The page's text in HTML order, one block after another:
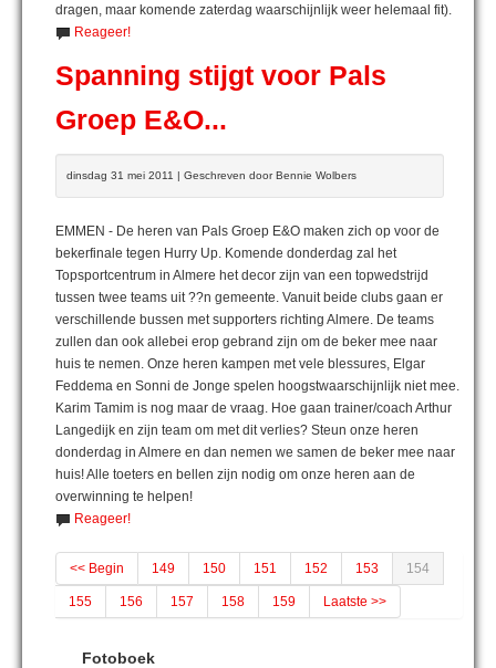
dragen, maar komende zaterdag waarschijnlijk weer helemaal fit).
Reageer!
Spanning stijgt voor Pals
Groep E&O...
dinsdag 31 mei 2011 | Geschreven door Bennie Wolbers
EMMEN - De heren van Pals Groep E&O maken zich op voor de
bekerfinale tegen Hurry Up. Komende donderdag zal het
Topsportcentrum in Almere het decor zijn van een topwedstrijd
tussen twee teams uit ??n gemeente. Vanuit beide clubs gaan er
verschillende bussen met supporters richting Almere. De teams
zullen dan ook allebei erop gebrand zijn om de beker mee naar
huis te nemen. Onze heren kampen met vele blessures, Elgar
Feddema en Sonni de Jonge spelen hoogstwaarschijnlijk niet mee.
Karim Tamim is nog maar de vraag. Hoe gaan trainer/coach Arthur
Langedijk en zijn team om met dit verlies? Steun onze heren
donderdag in Almere en dan nemen we samen de beker mee naar
huis! Alle toeters en bellen zijn nodig om onze heren aan de
overwinning te helpen!
Reageer!
<< Begin 149 150 151 152 153 154
155 156 157 158 159 Laatste >>
Fotoboek